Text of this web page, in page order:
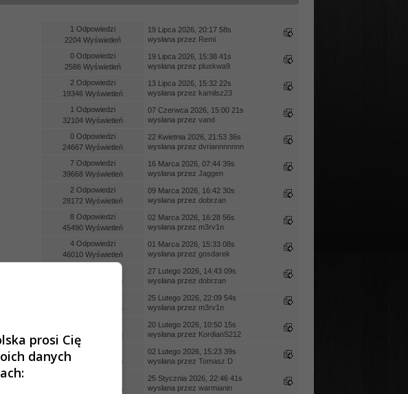
1 Odpowiedzi
2204 Wyświetleń
19 Lipca 2026, 20:17 58s
wysłana przez Remi
0 Odpowiedzi
2586 Wyświetleń
19 Lipca 2026, 15:38 41s
wysłana przez pluskwa9
2 Odpowiedzi
19346 Wyświetleń
13 Lipca 2026, 15:32 22s
wysłana przez kamilsz23
1 Odpowiedzi
32104 Wyświetleń
07 Czerwca 2026, 15:00 21s
wysłana przez vand
0 Odpowiedzi
24667 Wyświetleń
22 Kwietnia 2026, 21:53 36s
wysłana przez dvriannnnnnn
7 Odpowiedzi
39668 Wyświetleń
16 Marca 2026, 07:44 39s
wysłana przez Jaggen
2 Odpowiedzi
28172 Wyświetleń
09 Marca 2026, 16:42 30s
wysłana przez dobrzan
8 Odpowiedzi
45490 Wyświetleń
02 Marca 2026, 16:28 56s
wysłana przez m3rv1n
4 Odpowiedzi
46010 Wyświetleń
01 Marca 2026, 15:33 08s
wysłana przez gosdarek
96712 Wyświetleń
27 Lutego 2026, 14:43 09s
wysłana przez dobrzan
22370 Wyświetleń
25 Lutego 2026, 22:09 54s
wysłana przez m3rv1n
19852 Wyświetleń
20 Lutego 2026, 10:50 15s
wysłana przez KordianS212
20019 Wyświetleń
02 Lutego 2026, 15:23 39s
wysłana przez Tomasz D
23114 Wyświetleń
25 Stycznia 2026, 22:46 41s
wysłana przez warmianin
prosi Cię
danych